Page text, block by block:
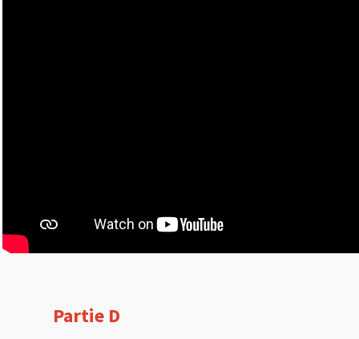
Partie D